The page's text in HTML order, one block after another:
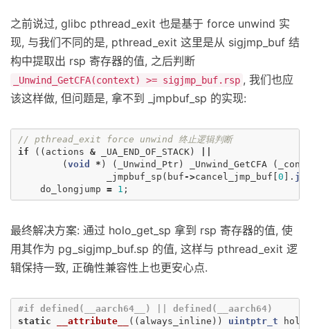
之前说过, glibc pthread_exit 也是基于 force unwind 实
现, 与我们不同的是, pthread_exit 这里是从 sigjmp_buf 结
构中提取出 rsp 寄存器的值, 之后判断
_Unwind_GetCFA(context) >= sigjmp_buf.rsp , 我们也应
该这样做, 但问题是, 拿不到 _jmpbuf_sp 的实现:
// pthread_exit force unwind 终止逻辑判断
if
(( actions & _UA_END_OF_STACK )
( void * ) ( _Unwind_Ptr ) _Unwind_GetCFA (
_jmpbuf_sp ( buf ->cancel_jmp_buf 0 ].
do_longjump = 1 ;
最终解决方案: 通过 holo_get_sp 拿到 rsp 寄存器的值, 使
用其作为 pg_sigjmp_buf.sp 的值, 这样与 pthread_exit 逻
辑保持一致, 正确性兼容性上也更安心点.
static
__attribute__ (( always_inline )) uintptr_t